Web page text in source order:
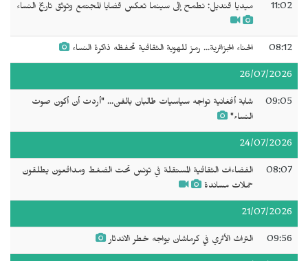
11:02 ميديا قنديل: نطمح إلى سينما تعكس قضايا المجتمع وتوثق تاريخ النساء
08:12 الحناء الجزائرية... رمز للهوية الثقافية تحفظه ذاكرة النساء
26/07/2026
09:05
شابة أفغانية تواجه سياسيات طالبان بالفن... "أردت أن أكون صوت
النساء"
24/07/2026
08:07
الفضاءات الثقافية المستقلة في تونس تحت الضغط ومدافعون يطلقون
حملات مساندة
21/07/2026
09:56 التراث الأثري في كرماشان يواجه خطر الاندثار